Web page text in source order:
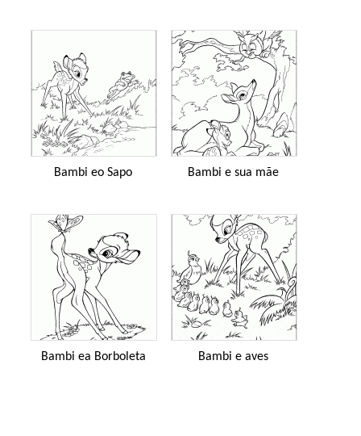
Bambi eo Sapo Bambi e sua mãe
Bambi ea Borboleta Bambi e aves